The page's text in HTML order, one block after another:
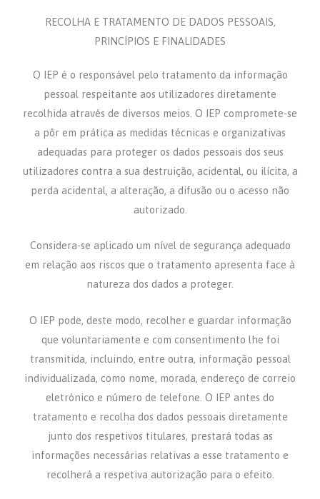
RECOLHA E TRATAMENTO DE DADOS PESSOAIS,
PRINCÍPIOS E FINALIDADES
O IEP é o responsável pelo tratamento da informação
pessoal respeitante aos utilizadores diretamente
recolhida através de diversos meios. O IEP compromete-se
a pôr em prática as medidas técnicas e organizativas
adequadas para proteger os dados pessoais dos seus
utilizadores contra a sua destruição, acidental, ou ilícita, a
perda acidental, a alteração, a difusão ou o acesso não
autorizado.
Considera-se aplicado um nível de segurança adequado
em relação aos riscos que o tratamento apresenta face à
natureza dos dados a proteger.
O IEP pode, deste modo, recolher e guardar informação
que voluntariamente e com consentimento lhe foi
transmitida, incluindo, entre outra, informação pessoal
individualizada, como nome, morada, endereço de correio
eletrónico e número de telefone. O IEP antes do
tratamento e recolha dos dados pessoais diretamente
junto dos respetivos titulares, prestará todas as
informações necessárias relativas a esse tratamento e
recolherá a respetiva autorização para o efeito.